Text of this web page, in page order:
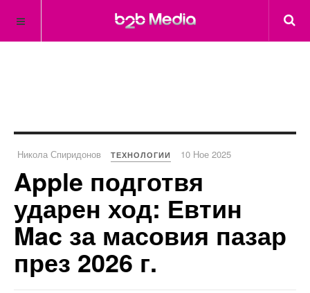
Никола Спиридонов ТЕХНОЛОГИИ 10 Ное 2025
Apple подготвя
ударен ход: Евтин
Mac за масовия пазар
през 2026 г.